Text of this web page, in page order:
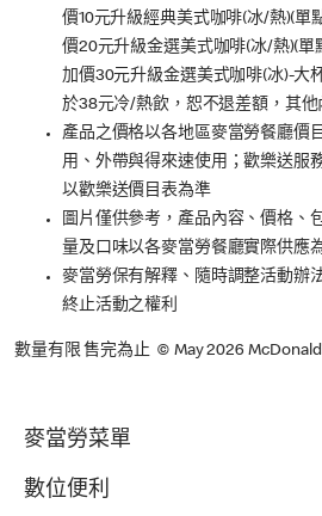
價10元升級經典美式咖啡(冰/熱)(單
價20元升級金選美式咖啡(冰/熱)(單
加價30元升級金選美式咖啡(冰)-大
於38元冷/熱飲，恕不退差額，其
產品之價格以各地區麥當勞餐廳價
用、外帶與得來速使用；歡樂送服
以歡樂送價目表為準
圖片僅供參考，產品內容、價格、
量及口味以各麥當勞餐廳實際供應
麥當勞保有解釋、隨時調整活動辦
終止活動之權利
數量有限 售完為止 © May 2026
麥當勞菜單
數位便利